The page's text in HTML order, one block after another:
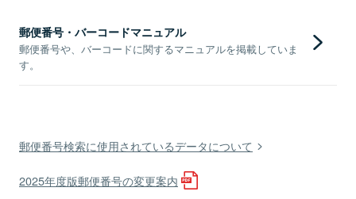
郵便番号・バーコードマニュアル
郵便番号や、バーコードに関するマニュアルを掲載していま
す。
郵便番号検索に使用されているデータについて
2025年度版郵便番号の変更案内